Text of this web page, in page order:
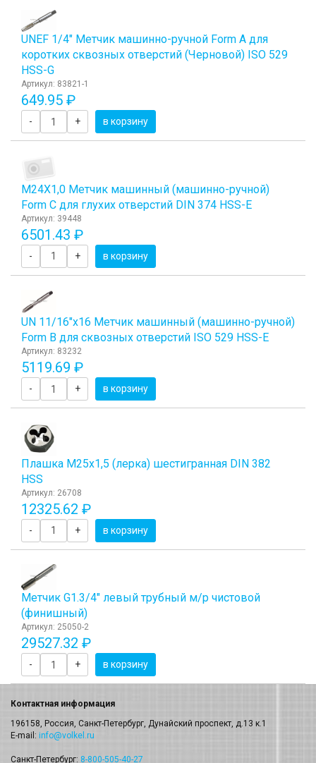
UNEF 1/4" Метчик машинно-ручной Form A для
коротких сквозных отверстий (Черновой) ISO 529
HSS-G
Артикул: 83821-1
649.95 ₽
- + в корзину
М24Х1,0 Метчик машинный (машинно-ручной)
Form C для глухих отверстий DIN 374 HSS-E
Артикул: 39448
6501.43 ₽
- + в корзину
UN 11/16"х16 Метчик машинный (машинно-ручной)
Form B для сквозных отверстий ISO 529 HSS-E
Артикул: 83232
5119.69 ₽
- + в корзину
Плашка М25x1,5 (лерка) шестигранная DIN 382
HSS
Артикул: 26708
12325.62 ₽
- + в корзину
Метчик G1.3/4" левый трубный м/р чистовой
(финишный)
Артикул: 25050-2
29527.32 ₽
- + в корзину
Контактная информация
196158, Россия, Санкт-Петербург, Дунайский проспект, д.13 к.1
E-mail: info@volkel.ru
Санкт-Петербург: 8-800-505-40-27